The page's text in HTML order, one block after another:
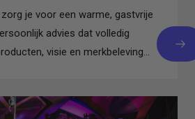
je voor een warme, gastvrije
advies dat volledig
visie en merkbeleving...